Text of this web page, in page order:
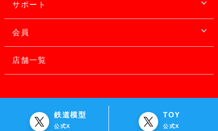
サポート
会員
店舗一覧
鉄道模型
公式X
TOY
公式X